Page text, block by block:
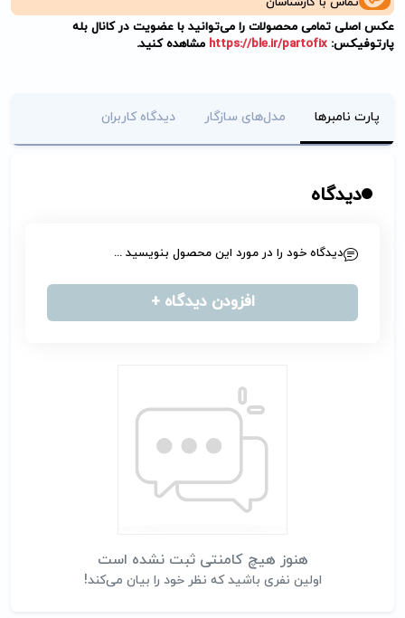
عکس اصلی تمامی محصولات را می‌توانید با عضویت در کانال بله
پارتوفیکس: https://ble.ir/partofix مشاهده کنید.
پارت نامبرها مدل‌های سازگار دیدگاه کاربران
دیدگاه
هنوز هیچ کامنتی ثبت نشده است
اولین نفری باشید که نظر خود را بیان می‌کند!
دیدگاه خود را در مورد این محصول بنویسید ...
افزودن دیدگاه +